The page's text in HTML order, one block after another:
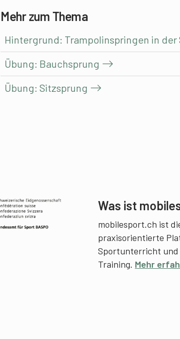
Mehr zum Thema
Hintergrund: Trampolinspringen in der
Übung: Bauchsprung
Übung: Sitzsprung
Was ist
mobilesport.ch ist
praxisorientierte
Sportunterricht und
Training. Mehr